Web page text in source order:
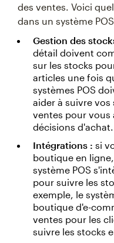
des ventes. Voici
dans un système
Gestion des
détail doivent
sur les stocks
articles une fois
systèmes POS
aider à suivre
ventes pour vous
décisions d'achat.
Intégrations : si
boutique en
système POS
pour suivre les
exemple, le
boutique d'e-
ventes pour les
suivre les stocks